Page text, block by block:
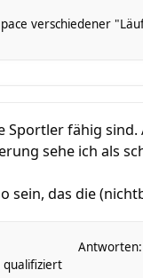
verschiedener
Sportler fähig
sehe ich als
sein, das die
qualifiziert
Antworten: